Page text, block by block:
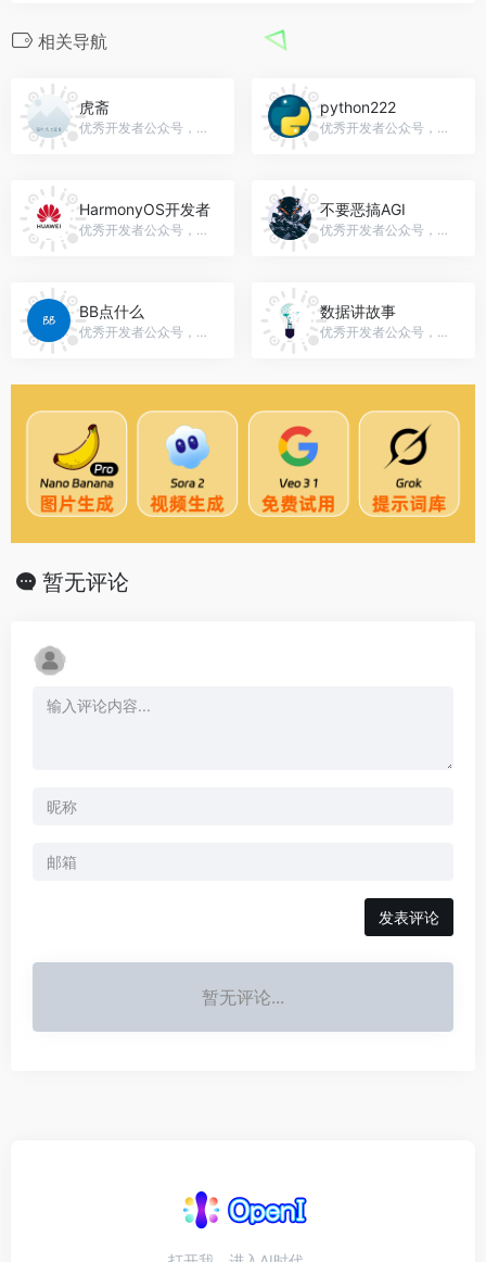
相关导航
虎斋
优秀开发者公众号，微信号：jxgszy
python222
优秀开发者公众号，微信号：gh_2236cd521541
HarmonyOS开发者
优秀开发者公众号，微信号：HarmonyOS_Dev
不要恶搞AGI
优秀开发者公众号，微信号：noprankai
BB点什么
优秀开发者公众号，微信号：gh_353dcd3809da
数据讲故事
优秀开发者公众号，微信号：Story_of_Data
暂无评论
发表评论
暂无评论...